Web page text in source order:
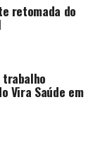
retomada do
trabalho
Vira Saúde em